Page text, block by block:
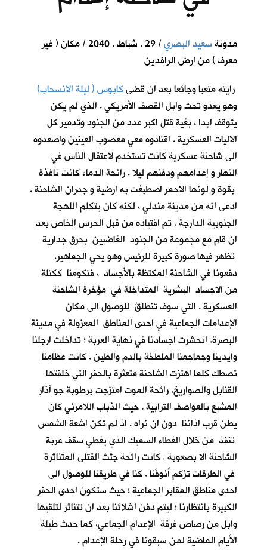
مدونةسعيد البصري
/ 29 ، شباط ، 2040 / مكان ( غير
معرف ) من ارض الرافدين
رايته متعبا وجائعا بعد ان قضىكابوس ( ليلة الانسحاب)
وهو يعدو تحت وابل القصف الأمريكي . الذي لم يكن
يتوقف ابدا ، بغية قتل اكبر عدد من الجنود وتدمير كل
الاليات العسكرية . اقتادوه معي معصوب العينين واصعدوه
الى شاحنة عسكرية كانت تستخدم لاعتقال الناس في
النهار و إعدامهم ودفنهم ليلا . رائحة الدماء كانت نافذة
بقوة و لونها الاحمر اصطبغت به ارضية و جدران الشاحنة .
ادعى انه من مدينة مندلي ، لكنه كان يتكلم اللهجة
الجنوبية الدارجة . تم اقتياده من قبل الحرس الخاص بعد
ان قام مع مجموعة من الجنود الغاضبين بحرق جدارية
تظهر فيها صورة كبيرة للرئيس وهو يحي الجماهير.
دفعونا في الشاحنة المكتظة بالأجساد ، فتكومنا ككتلة
من الاجساد البشرية المتداخلة في مؤخرة الشاحنة
العسكرية . التي سوف تنطلقُ للوصول الى مكان
الإعدامات الجماعية في احدى المناطق المعزولة في مدينة
البصرة. انحشرت اجسادنا في نهاية العربة ؛ تداخلت ارجلنا
وايدينا وجماجمنا الملطخة بالدم والطين . كانت عظامنا
تصطك كلما اهتزت الشاحنة متعثرة بالحفر التي خلفتها
القنابل والصواريخ. رائحة الموت امتزجت برطوبة جو آذار
المشبع بالعواصف الترابية ، حيث الذباب اللامرئي كان
يطن قرب اذاننا دون ان نراه . اذ لم تكن اشعة الشمس
تنفذ من خلال الغطاء السميك الذي يغطي سقف عربة
الشاحنة الا بصعوبة . كانت رائحة جثث القتلى المتناثرة
في الطرقات تزكم أُنوفَنا . كنا في طريقنا للوصول الى
احدى مناطق المقابر الجماعية ؛ حيث ستكون احدى الحفر
الكبيرة بانتظارنا ؛ ليتم دفن اشلائنا بعد ان تتناثر لتلقيها
وابل من رصاص فرقة الإعدام الجماعي، كما حدث طيلة
الأيام الماضية لمن سبقونا في رحلة الإعدام .